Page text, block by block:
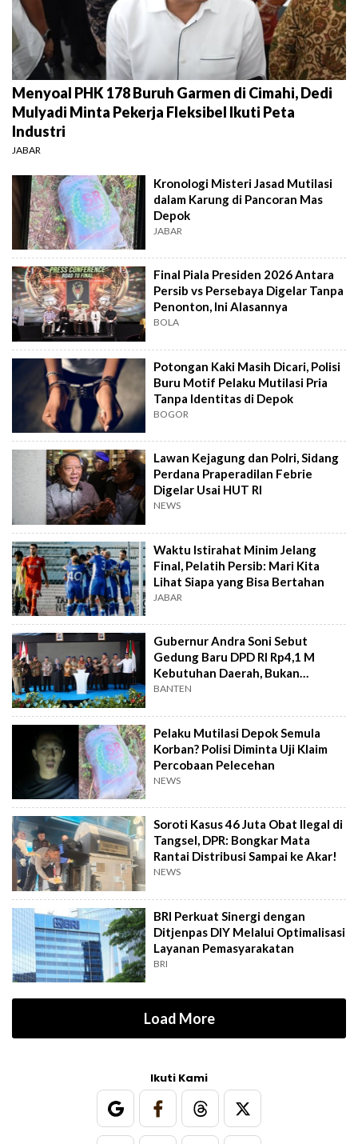
Menyoal PHK 178 Buruh Garmen di Cimahi, Dedi
Mulyadi Minta Pekerja Fleksibel Ikuti Peta
Industri
JABAR
Kronologi Misteri Jasad Mutilasi
dalam Karung di Pancoran Mas
Depok
JABAR
Final Piala Presiden 2026 Antara
Persib vs Persebaya Digelar Tanpa
Penonton, Ini Alasannya
BOLA
Potongan Kaki Masih Dicari, Polisi
Buru Motif Pelaku Mutilasi Pria
Tanpa Identitas di Depok
BOGOR
Lawan Kejagung dan Polri, Sidang
Perdana Praperadilan Febrie
Digelar Usai HUT RI
NEWS
Waktu Istirahat Minim Jelang
Final, Pelatih Persib: Mari Kita
Lihat Siapa yang Bisa Bertahan
JABAR
Gubernur Andra Soni Sebut
Gedung Baru DPD RI Rp4,1 M
Kebutuhan Daerah, Bukan
Senator
BANTEN
Pelaku Mutilasi Depok Semula
Korban? Polisi Diminta Uji Klaim
Percobaan Pelecehan
NEWS
Soroti Kasus 46 Juta Obat Ilegal di
Tangsel, DPR: Bongkar Mata
Rantai Distribusi Sampai ke Akar!
NEWS
BRI Perkuat Sinergi dengan
Ditjenpas DIY Melalui Optimalisasi
Layanan Pemasyarakatan
BRI
Load More
Ikuti Kami